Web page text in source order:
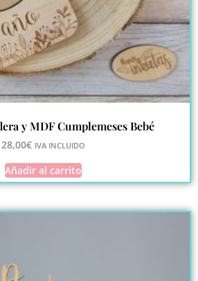
y MDF Cumplemeses Bebé
28,00€ IVA INCLUIDO
Añadir al carrito